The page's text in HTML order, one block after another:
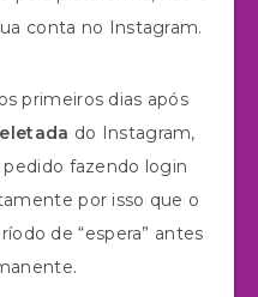
conta no Instagram.
primeiros dias após
do Instagram,
pedido fazendo login
por isso que o
de “espera” antes